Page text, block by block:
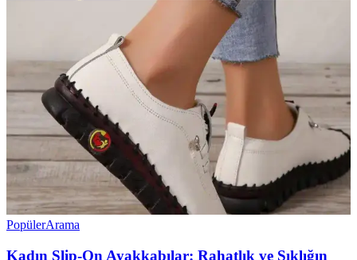
PopülerArama
Kadın Slip-On Ayakkabılar: Rahatlık ve Şıklığın